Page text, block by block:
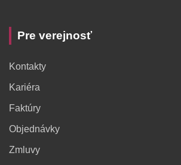
Pre verejnosť
Kontakty
Kariéra
Faktúry
Objednávky
Zmluvy